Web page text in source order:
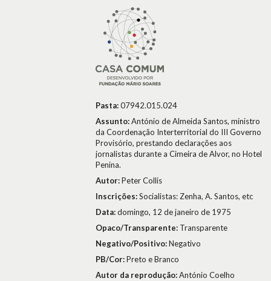
Pasta:07942.015.024
Assunto:António de Almeida Santos, ministro
da Coordenação Interterritorial do III Governo
Provisório, prestando declarações aos
jornalistas durante a Cimeira de Alvor, no Hotel
Penina.
Autor:Peter Collis
Inscrições:Socialistas: Zenha, A. Santos, etc
Data:domingo, 12 de janeiro de 1975
Opaco/Transparente: Transparente
Negativo/Positivo:Negativo
PB/Cor:Preto e Branco
Autor da reprodução:António Coelho